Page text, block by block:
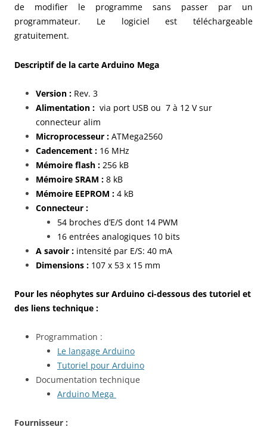
de modifier le programme sans passer par un
programmateur. Le logiciel est téléchargeable
gratuitement.
Descriptif de la carte Arduino Mega
Version : Rev. 3
Alimentation : via port USB ou 7 à 12 V sur
connecteur alim
Microprocesseur : ATMega2560
Cadencement : 16 MHz
Mémoire flash : 256 kB
Mémoire SRAM : 8 kB
Mémoire EEPROM : 4 kB
Connecteur :
54 broches d’E/S dont 14 PWM
16 entrées analogiques 10 bits
A savoir : intensité par E/S: 40 mA
Dimensions : 107 x 53 x 15 mm
Pour les néophytes sur Arduino ci-dessous des tutoriel et
des liens technique :
Programmation :
Le langage Arduino
Tutoriel pour Arduino
Documentation technique
Arduino Mega
Fournisseur :